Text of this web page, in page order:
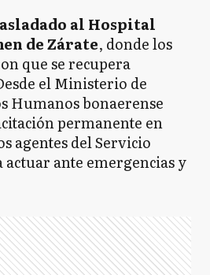
al Hospital
de Zárate, donde los
que se recupera
el Ministerio de
Humanos bonaerense
permanente en
agentes del Servicio
ante emergencias y